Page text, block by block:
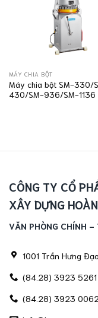
MÁY CHIA BỘT
Máy chia bột SM-330/
430/SM-936/SM-1136
CÔNG TY CỔ
XÂY DỰNG
VĂN PHÒNG CHÍNH -
1001 Trần Hưng
(84.28) 3923 5261
(84.28) 3923 0062